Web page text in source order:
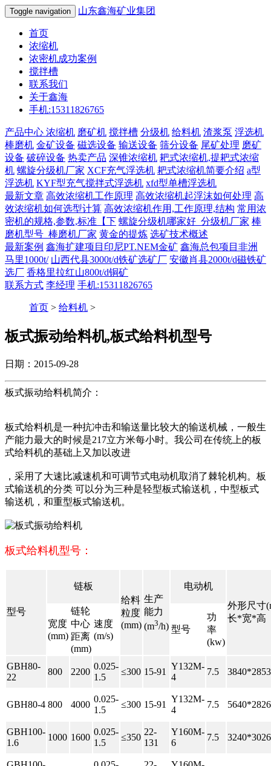
Toggle navigation 山东鑫海矿业集团
首页
浓缩机
浓密机成功案例
搅拌槽
联系我们
关于鑫海
手机:15311826765
产品中心 浓缩机 磨矿机 搅拌槽 分级机 给料机 渣浆泵 浮选机
棒磨机 金矿设备 磁选设备 输送设备 筛分设备 尾矿处理 磨矿
设备 破碎设备 热卖产品 深锥浓缩机 耙式浓缩机,提耙式浓缩
机 螺旋分级机厂家 XCF充气浮选机 耙式浓缩机简要介绍 a型
浮选机 KYF型充气搅拌式浮选机 xfd型单槽浮选机
最新文章 高效浓缩机工作原理 高效浓缩机起浮沫如何处理 高
效浓缩机如何选型计算 高效浓缩机作用,工作原理,结构 常用浓
密机的规格,参数,标准【下 螺旋分级机哪家好_分级机厂家 棒
磨机型号_棒磨机厂家 黄金的提炼 选矿技术概述
最新案例 鑫海扩建项目印尼PT.NEM金矿 鑫海总包项目非洲
马里1000t/ 山西代县3000t/d铁矿选矿厂 安徽肖县2000t/d磁铁矿
选厂 香格里拉红山800t/d铜矿
联系方式 李经理 手机:15311826765
首页 > 给料机 >
板式振动给料机,板式给料机型号
日期：2015-09-28
板式振动给料机简介：
板式给料机是一种抗冲击和输送量比较大的输送机械，一般生
产能力最大的时候是217立方米每小时。我公司在传统上的板
式给料机的基础上又加以改进
，采用了大速比减速机和可调节式电动机取消了棘轮机构。板
式输送机的分类 可以分为三种是轻型板式输送机，中型板式
输送机，和重型板式输送机。
板式给料机型号：
型号
链板
给料
粒度
(mm)
生产
能力
(m3/h)
电动机
外形尺寸
长*宽*高
宽度
(mm)
链轮
中心
距离
(mm)
速度
(m/s)
型号
功
率
(kw)
GBH80-
22
800 2200
0.025-
1.5
≤300 15-91
Y132M-
4
7.5
GBH80-4 800 4000
0.025-
1.5
≤300 15-91
Y132M-
4
7.5
GBH100-
1.6
1000 1600
0.025-
1.5
≤350
22-
131
Y160M-
6
7.5